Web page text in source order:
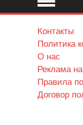
Контакты
Политика
О нас
Реклама
Правила
Договор